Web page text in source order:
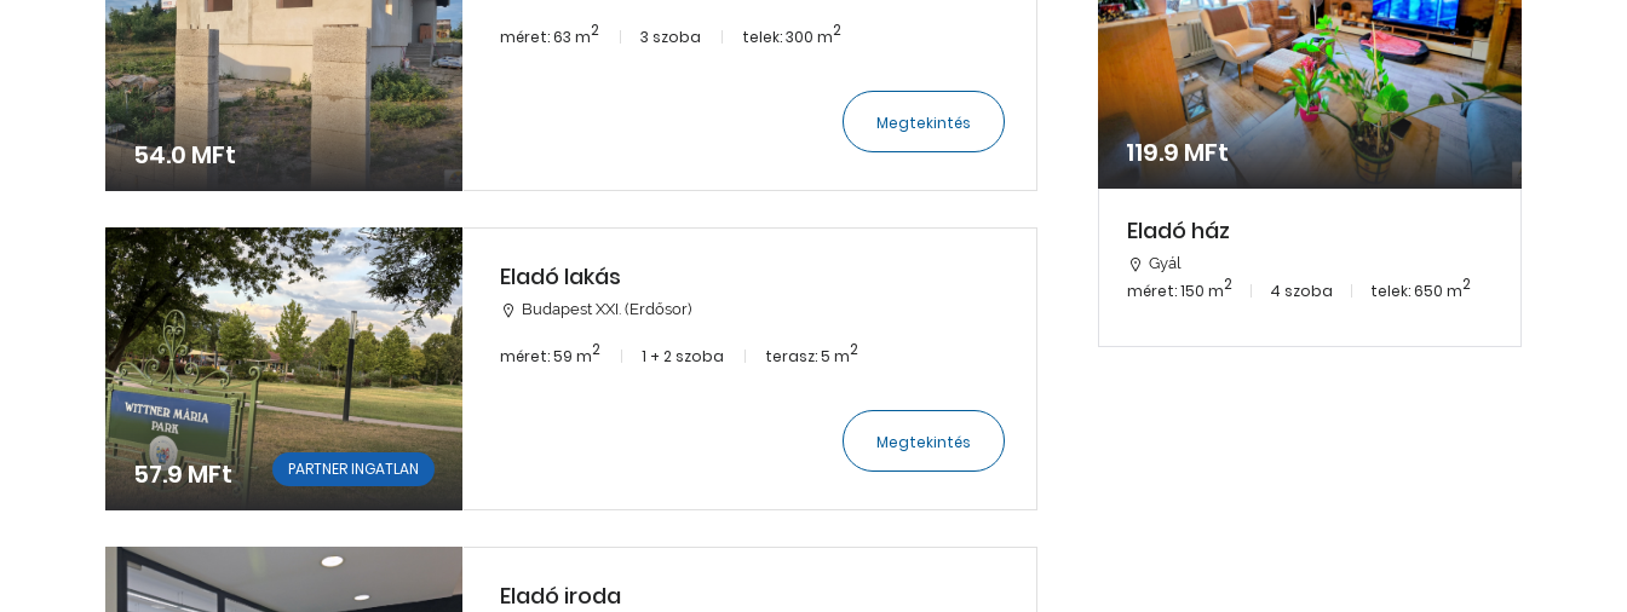
54.0 MFt
méret: 63 m2 3 szoba telek: 300 m2
Megtekintés
57.9 MFt PARTNER INGATLAN
Eladó lakás
Budapest XXI. (Erdősor)
méret: 59 m2 1 + 2 szoba terasz: 5 m2
Megtekintés
Eladó iroda
119.9 MFt
Eladó ház
Gyál
méret: 150 m2 4 szoba telek: 650 m2